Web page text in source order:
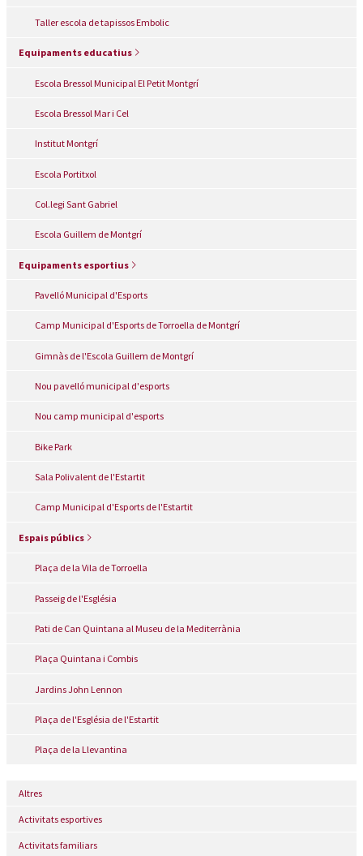
Taller escola de tapissos Embolic
Equipaments educatius
Escola Bressol Municipal El Petit Montgrí
Escola Bressol Mar i Cel
Institut Montgrí
Escola Portitxol
Col.legi Sant Gabriel
Escola Guillem de Montgrí
Equipaments esportius
Pavelló Municipal d'Esports
Camp Municipal d'Esports de Torroella de Montgrí
Gimnàs de l'Escola Guillem de Montgrí
Nou pavelló municipal d'esports
Nou camp municipal d'esports
Bike Park
Sala Polivalent de l'Estartit
Camp Municipal d'Esports de l'Estartit
Espais públics
Plaça de la Vila de Torroella
Passeig de l'Església
Pati de Can Quintana al Museu de la Mediterrània
Plaça Quintana i Combis
Jardins John Lennon
Plaça de l'Església de l'Estartit
Plaça de la Llevantina
Altres
Activitats esportives
Activitats familiars